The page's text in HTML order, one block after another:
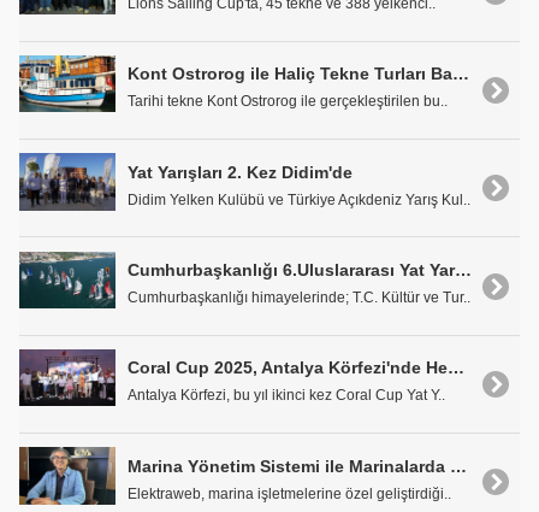
Lions Sailing Cup'ta, 45 tekne ve 388 yelkenci..
Kont Ostrorog ile Haliç Tekne Turları Başladı
Tarihi tekne Kont Ostrorog ile gerçekleştirilen bu..
Yat Yarışları 2. Kez Didim'de
Didim Yelken Kulübü ve Türkiye Açıkdeniz Yarış Kul..
Cumhurbaşkanlığı 6.Uluslararası Yat Yarışları Kurtuluş Kupası İstanbul Etabı
Cumhurbaşkanlığı himayelerinde; T.C. Kültür ve Tur..
Coral Cup 2025, Antalya Körfezi'nde Heyecan Dolu Yat Yarışı
Antalya Körfezi, bu yıl ikinci kez Coral Cup Yat Y..
Marina Yönetim Sistemi ile Marinalarda Dijital Dönüşüm Başladı
Elektraweb, marina işletmelerine özel geliştirdiği..